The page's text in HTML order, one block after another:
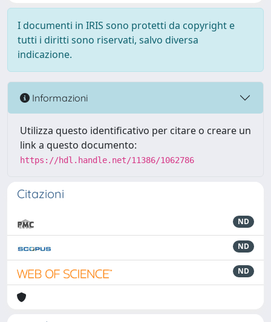
I documenti in IRIS sono protetti da copyright e
tutti i diritti sono riservati, salvo diversa
indicazione.
Informazioni
Utilizza questo identificativo per citare o creare un
link a questo documento:
https://hdl.handle.net/11386/1062786
Citazioni
ND
ND
ND